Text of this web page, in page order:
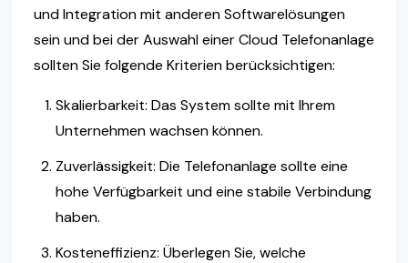
und Integration mit anderen Softwarelösungen
sein und bei der Auswahl einer Cloud Telefonanlage
sollten Sie folgende Kriterien berücksichtigen:
Skalierbarkeit: Das System sollte mit Ihrem
Unternehmen wachsen können.
Zuverlässigkeit: Die Telefonanlage sollte eine
hohe Verfügbarkeit und eine stabile Verbindung
haben.
Kosteneffizienz: Überlegen Sie, welche